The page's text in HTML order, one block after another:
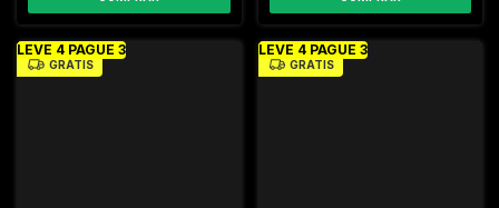
LEVE 4 PAGUE 3
GRÁTIS
LEVE 4 PAGUE 3
GRÁTIS